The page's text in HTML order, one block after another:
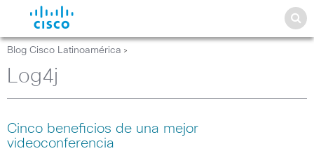
Blog Cisco Latinoamérica >
Log4j
Cinco beneficios de una mejor
videoconferencia